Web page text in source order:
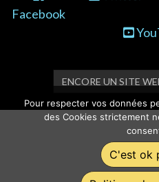
Facebook
ENCORE UN SITE
Pour respecter vos données
des Cookies strictement
C'est ok